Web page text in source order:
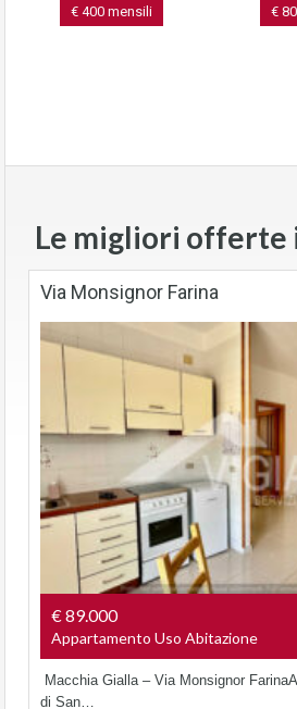
€ 400 mensili €
Le migliori offerte
Via Monsignor Farina
€ 89.000
Appartamento Uso Abitazione
Macchia Gialla – Via Monsignor
di San…